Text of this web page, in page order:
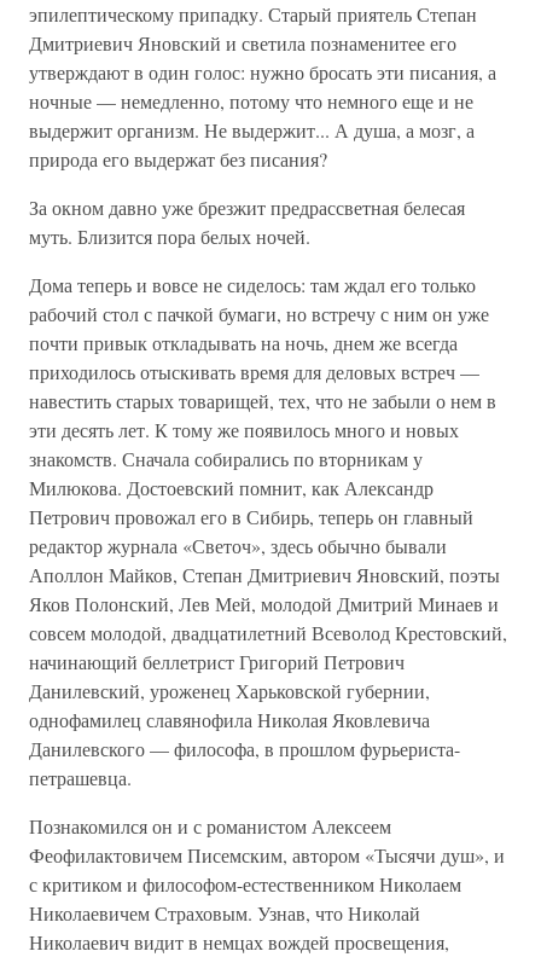
эпилептическому припадку. Старый приятель Степан
Дмитриевич Яновский и светила познаменитее его
утверждают в один голос: нужно бросать эти писания, а
ночные — немедленно, потому что немного еще и не
выдержит организм. Не выдержит... А душа, а мозг, а
природа его выдержат без писания?
За окном давно уже брезжит предрассветная белесая
муть. Близится пора белых ночей.
Дома теперь и вовсе не сиделось: там ждал его только
рабочий стол с пачкой бумаги, но встречу с ним он уже
почти привык откладывать на ночь, днем же всегда
приходилось отыскивать время для деловых встреч —
навестить старых товарищей, тех, что не забыли о нем в
эти десять лет. К тому же появилось много и новых
знакомств. Сначала собирались по вторникам у
Милюкова. Достоевский помнит, как Александр
Петрович провожал его в Сибирь, теперь он главный
редактор журнала «Светоч», здесь обычно бывали
Аполлон Майков, Степан Дмитриевич Яновский, поэты
Яков Полонский, Лев Мей, молодой Дмитрий Минаев и
совсем молодой, двадцатилетний Всеволод Крестовский,
начинающий беллетрист Григорий Петрович
Данилевский, уроженец Харьковской губернии,
однофамилец славянофила Николая Яковлевича
Данилевского — философа, в прошлом фурьериста-
петрашевца.
Познакомился он и с романистом Алексеем
Феофилактовичем Писемским, автором «Тысячи душ», и
с критиком и философом-естественником Николаем
Николаевичем Страховым. Узнав, что Николай
Николаевич видит в немцах вождей просвещения,